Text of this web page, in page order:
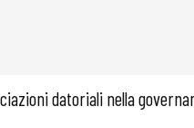
datoriali nella